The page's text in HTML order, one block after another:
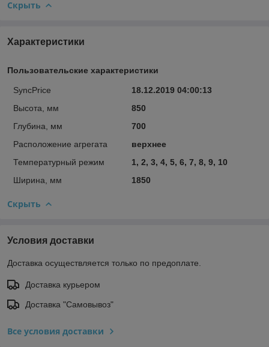
Скрыть
Характеристики
Пользовательские характеристики
SyncPrice
18.12.2019 04:00:13
Высота, мм
850
Глубина, мм
700
Расположение агрегата
верхнее
Температурный режим
1, 2, 3, 4, 5, 6, 7, 8, 9, 10
Ширина, мм
1850
Скрыть
Условия доставки
Доставка осуществляется только по предоплате.
Доставка курьером
Доставка "Самовывоз"
Все условия доставки